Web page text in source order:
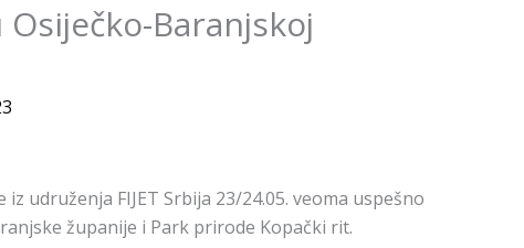
Baranjskoj
udruženja FIJET Srbija 23/24.05. veoma uspešno
županije i Park prirode Kopački rit.